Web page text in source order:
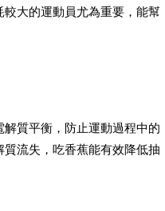
大的運動員尤為重要，能幫
質平衡，防止運動過程中的
流失，吃香蕉能有效降低抽